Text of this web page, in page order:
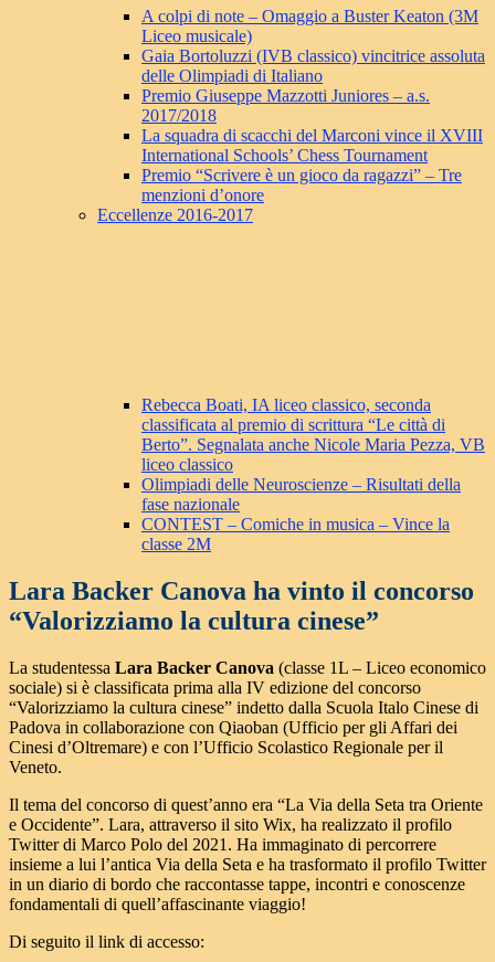
A colpi di note – Omaggio a Buster Keaton (3M
Liceo musicale)
Gaia Bortoluzzi (IVB classico) vincitrice assoluta
delle Olimpiadi di Italiano
Premio Giuseppe Mazzotti Juniores – a.s.
2017/2018
La squadra di scacchi del Marconi vince il XVIII
International Schools’ Chess Tournament
Premio “Scrivere è un gioco da ragazzi” – Tre
menzioni d’onore
Eccellenze 2016-2017
Rebecca Boati, IA liceo classico, seconda
classificata al premio di scrittura “Le città di
Berto”. Segnalata anche Nicole Maria Pezza, VB
liceo classico
Olimpiadi delle Neuroscienze – Risultati della
fase nazionale
CONTEST – Comiche in musica – Vince la
classe 2M
Lara Backer Canova ha vinto il concorso
“Valorizziamo la cultura cinese”
La studentessa Lara Backer Canova (classe 1L – Liceo economico
sociale) si è classificata prima alla IV edizione del concorso
“Valorizziamo la cultura cinese” indetto dalla Scuola Italo Cinese di
Padova in collaborazione con Qiaoban (Ufficio per gli Affari dei
Cinesi d’Oltremare) e con l’Ufficio Scolastico Regionale per il
Veneto.
Il tema del concorso di quest’anno era “La Via della Seta tra Oriente
e Occidente”. Lara, attraverso il sito Wix, ha realizzato il profilo
Twitter di Marco Polo del 2021. Ha immaginato di percorrere
insieme a lui l’antica Via della Seta e ha trasformato il profilo Twitter
in un diario di bordo che raccontasse tappe, incontri e conoscenze
fondamentali di quell’affascinante viaggio!
Di seguito il link di accesso: